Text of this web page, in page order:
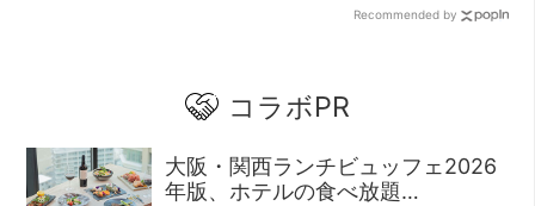
Recommended by
コラボPR
大阪・関西ランチビュッフェ2026
年版、ホテルの食べ放題…